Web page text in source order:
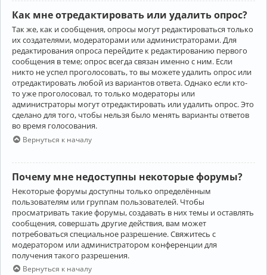
Как мне отредактировать или удалить опрос?
Так же, как и сообщения, опросы могут редактироваться только
их создателями, модераторами или администраторами. Для
редактирования опроса перейдите к редактированию первого
сообщения в теме; опрос всегда связан именно с ним. Если
никто не успел проголосовать, то вы можете удалить опрос или
отредактировать любой из вариантов ответа. Однако если кто-
то уже проголосовал, то только модераторы или
администраторы могут отредактировать или удалить опрос. Это
сделано для того, чтобы нельзя было менять варианты ответов
во время голосования.
Вернуться к началу
Почему мне недоступны некоторые форумы?
Некоторые форумы доступны только определённым
пользователям или группам пользователей. Чтобы
просматривать такие форумы, создавать в них темы и оставлять
сообщения, совершать другие действия, вам может
потребоваться специальное разрешение. Свяжитесь с
модератором или администратором конференции для
получения такого разрешения.
Вернуться к началу